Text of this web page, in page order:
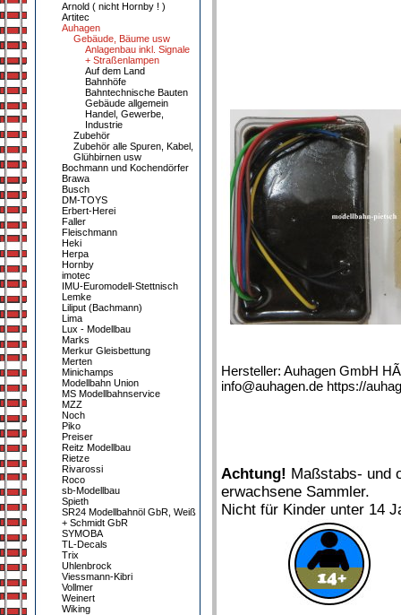
Arnold ( nicht Hornby ! )
Artitec
Auhagen
Gebäude, Bäume usw
Anlagenbau inkl. Signale
+ Straßenlampen
Auf dem Land
Bahnhöfe
Bahntechnische Bauten
Gebäude allgemein
Handel, Gewerbe,
Industrie
Zubehör
Zubehör alle Spuren, Kabel,
Glühbirnen usw
Bochmann und Kochendörfer
Brawa
Busch
DM-TOYS
Erbert-Herei
Faller
Fleischmann
Heki
Herpa
Hornby
imotec
IMU-Euromodell-Stettnisch
Lemke
Liliput (Bachmann)
Lima
Lux - Modellbau
Marks
Merkur Gleisbettung
Merten
Minichamps
Modellbahn Union
MS Modellbahnservice
MZZ
Noch
Piko
Preiser
Reitz Modellbau
Rietze
Rivarossi
Roco
sb-Modellbau
Spieth
SR24 Modellbahnöl GbR, Weiß
+ Schmidt GbR
SYMOBA
TL-Decals
Trix
Uhlenbrock
Viessmann-Kibri
Vollmer
Weinert
Wiking
Hersteller: Auhagen GmbH
info@auhagen.de https://
Achtung! Maßstabs- und
erwachsene Sammler.
Nicht für Kinder unter 14